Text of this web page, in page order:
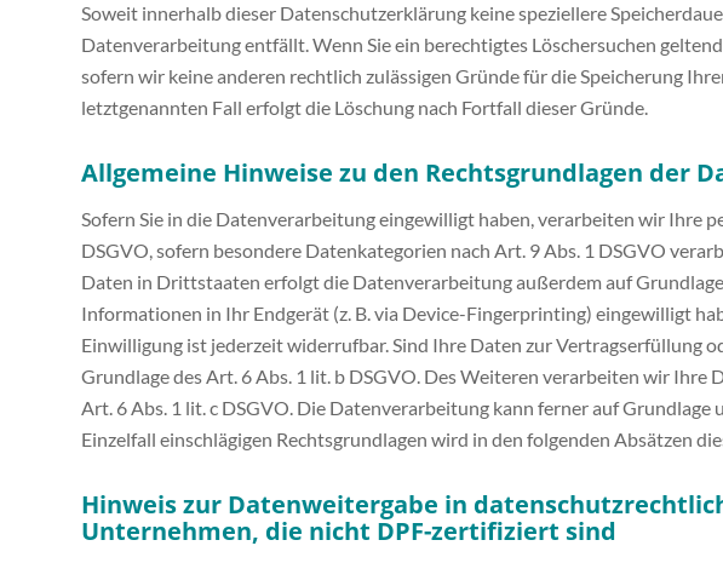
Soweit innerhalb dieser Datenschutzerklärung keine speziellere
Datenverarbeitung entfällt. Wenn Sie ein berechtigtes Löschersuchen
sofern wir keine anderen rechtlich zulässigen Gründe für die Speicherung
letztgenannten Fall erfolgt die Löschung nach Fortfall dieser Gründe.
Allgemeine Hinweise zu den Rechtsgrundlagen der
Sofern Sie in die Datenverarbeitung eingewilligt haben, verarbeiten wir Ihre
DSGVO, sofern besondere Datenkategorien nach Art. 9 Abs. 1 DSGVO
Daten in Drittstaaten erfolgt die Datenverarbeitung außerdem auf
Informationen in Ihr Endgerät (z. B. via Device-Fingerprinting) eingewilligt
Einwilligung ist jederzeit widerrufbar. Sind Ihre Daten zur
Grundlage des Art. 6 Abs. 1 lit. b DSGVO. Des Weiteren verarbeiten wir
Art. 6 Abs. 1 lit. c DSGVO. Die Datenverarbeitung kann ferner auf
Einzelfall einschlägigen Rechtsgrundlagen wird in den folgenden Absätzen
Hinweis zur Datenweitergabe in
Unternehmen, die nicht DPF-zertifiziert sind